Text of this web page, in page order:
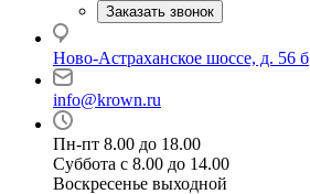
Заказать звонок
Ново-Астраханское шоссе, д. 56 б
info@krown.ru
Пн-пт 8.00 до 18.00
Суббота с 8.00 до 14.00
Воскресенье выходной